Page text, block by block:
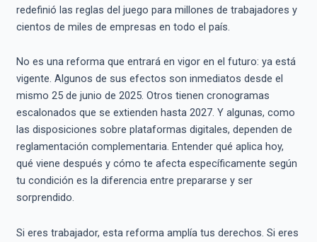
redefinió las reglas del juego para millones de trabajadores y
cientos de miles de empresas en todo el país.
No es una reforma que entrará en vigor en el futuro: ya está
vigente. Algunos de sus efectos son inmediatos desde el
mismo 25 de junio de 2025. Otros tienen cronogramas
escalonados que se extienden hasta 2027. Y algunas, como
las disposiciones sobre plataformas digitales, dependen de
reglamentación complementaria. Entender qué aplica hoy,
qué viene después y cómo te afecta específicamente según
tu condición es la diferencia entre prepararse y ser
sorprendido.
Si eres trabajador, esta reforma amplía tus derechos. Si eres